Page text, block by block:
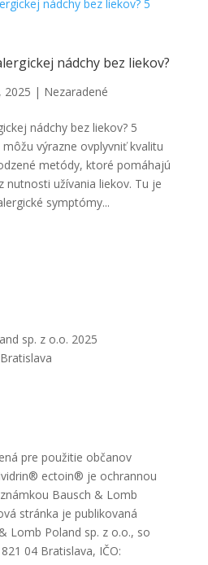
nádchy bez liekov?
2025 | Nezaradené
nádchy bez liekov? 5
výrazne ovplyvniť kvalitu
metódy, ktoré pomáhajú
nutnosti užívania liekov. Tu je
symptómy...
sp. z o.o. 2025
pre použitie občanov
ectoin® je ochrannou
Bausch & Lomb
stránka je publikovaná
Lomb Poland sp. z o.o., so
04 Bratislava, IČO: